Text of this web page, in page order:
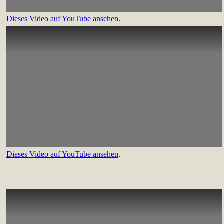
Dieses Video auf YouTube ansehen.
Dieses Video auf YouTube ansehen.